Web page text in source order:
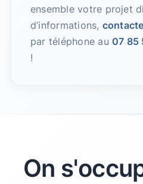
ensemble votre projet
d’informations,
par téléphone au 07 85
!
On